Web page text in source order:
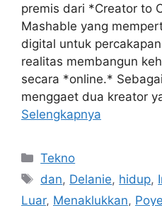
premis dari *Creator to
Mashable yang
digital untuk
realitas membangun
secara *online.*
menggaet dua kreator
Selengkapnya
Kategori
Tekno
Tag
dan, Delanie, hidup,
Luar, Menaklukkan,